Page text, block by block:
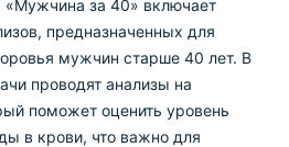
за 40» включает
предназначенных для
мужчин старше 40 лет. В
проводят анализы на
поможет оценить уровень
в крови, что важно для